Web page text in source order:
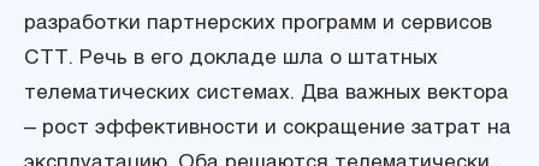
разработки партнерских программ и сервисов
СТТ. Речь в его докладе шла о штатных
телематических системах. Два важных вектора
– рост эффективности и сокращение затрат на
эксплуатацию. Оба решаются телематически,